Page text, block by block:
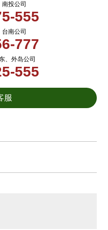
南投公司
555
台南公司
777
、外岛公司
555
服